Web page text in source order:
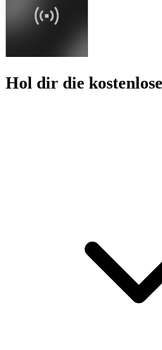
Hol dir die